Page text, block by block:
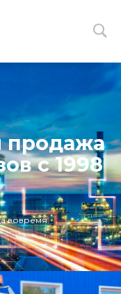
продажа
с 1998
вовремя.